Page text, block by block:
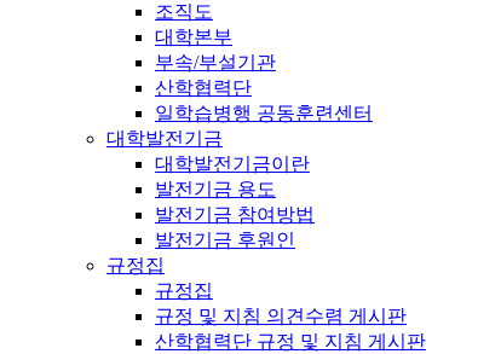
조직도
대학본부
부속/부설기관
산학협력단
일학습병행 공동훈련센터
대학발전기금
대학발전기금이란
발전기금 용도
발전기금 참여방법
발전기금 후원인
규정집
규정집
규정 및 지침 의견수렴 게시판
산학협력단 규정 및 지침 게시판